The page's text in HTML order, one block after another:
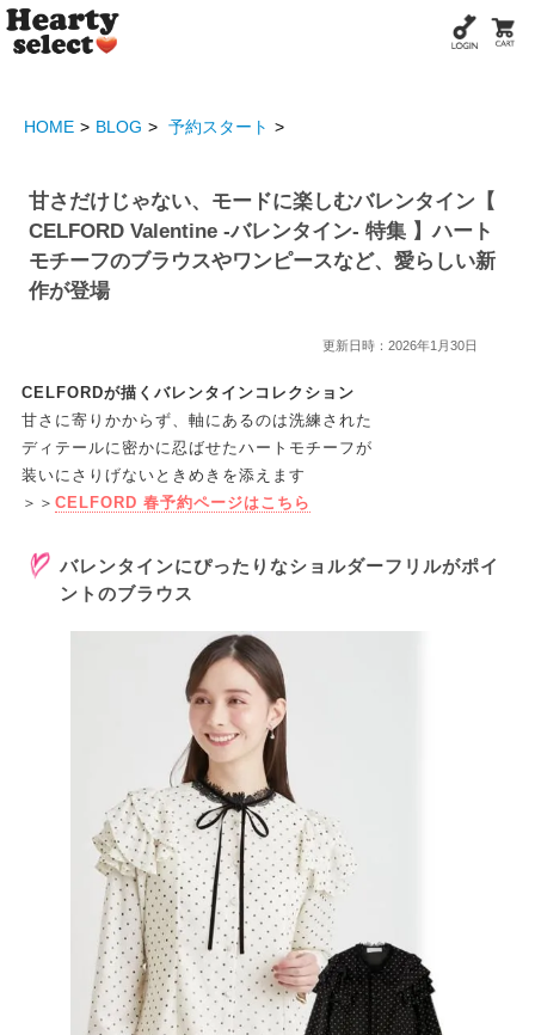
HOME BLOG 予約スタート
甘さだけじゃない、モードに楽しむバレンタイン【
CELFORD Valentine -バレンタイン- 特集 】ハート
モチーフのブラウスやワンピースなど、愛らしい新
作が登場
更新日時：2026年1月30日
CELFORDが描くバレンタインコレクション
甘さに寄りかからず、軸にあるのは洗練された
ディテールに密かに忍ばせたハートモチーフが
装いにさりげないときめきを添えます
＞＞ CELFORD 春予約ページはこちら
バレンタインにぴったりなショルダーフリルがポイ
ントのブラウス